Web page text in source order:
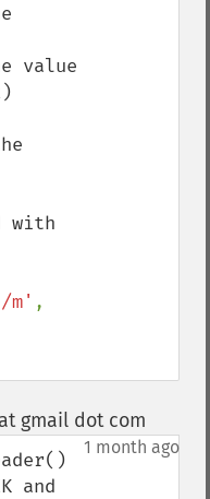
value
with
gmail dot com
1 month ago
and